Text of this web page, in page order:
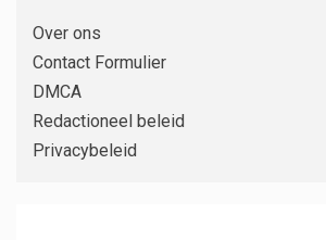
Over ons
Contact Formulier
DMCA
Redactioneel beleid
Privacybeleid